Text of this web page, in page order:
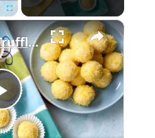
×
Play
This Lemon Truffles Recipe Makes Dessert Sweet And Simple